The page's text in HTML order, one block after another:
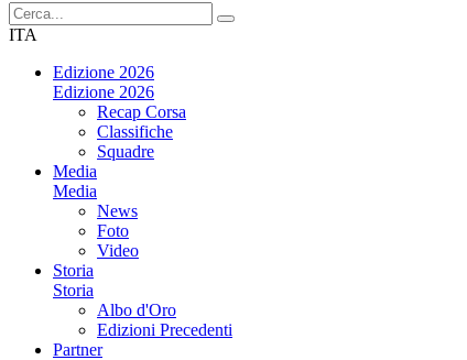
ITA
Edizione 2026
Edizione 2026
Recap Corsa
Classifiche
Squadre
Media
Media
News
Foto
Video
Storia
Storia
Albo d'Oro
Edizioni Precedenti
Partner